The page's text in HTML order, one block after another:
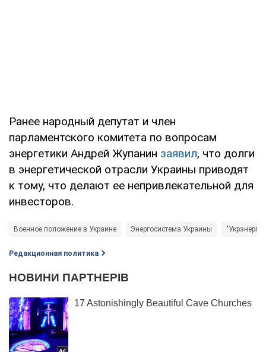
Ранее народный депутат и член
парламентского комитета по вопросам
энергетики Андрей Жупанин заявил, что долги
в энергетической отрасли Украины приводят
к тому, что делают ее непривлекательной для
инвесторов.
Военное положение в Украине Энергосистема Украины "Укрэнерго"
Редакционная политика